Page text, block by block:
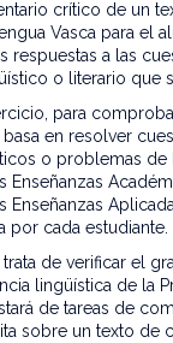
crítico de un
Vasca para el
respuestas a las
o literario que
para
basa en resolver
o problemas de
Enseñanzas
Enseñanzas
por cada estudiante.
de verificar el
lingüística de la
de tareas de
sobre un texto de